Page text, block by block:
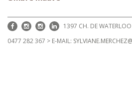
1397 CH. DE
0477 282 367 > E-MAIL: